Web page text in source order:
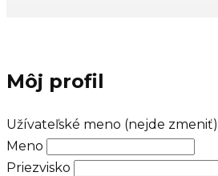
Môj profil
Užívateľské meno (nejde zmeniť)
Meno
Priezvisko